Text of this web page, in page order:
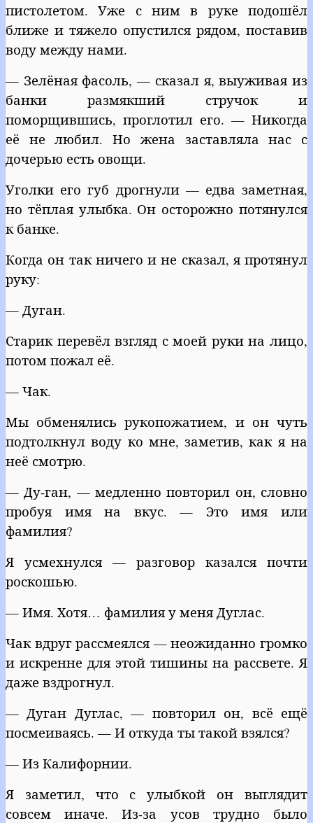
пистолетом. Уже с ним в руке подошёл
ближе и тяжело опустился рядом, поставив
воду между нами.
— Зелёная фасоль, — сказал я, выуживая из
банки размякший стручок и
поморщившись, проглотил его. — Никогда
её не любил. Но жена заставляла нас с
дочерью есть овощи.
Уголки его губ дрогнули — едва заметная,
но тёплая улыбка. Он осторожно потянулся
к банке.
Когда он так ничего и не сказал, я протянул
руку:
— Дуган.
Старик перевёл взгляд с моей руки на лицо,
потом пожал её.
— Чак.
Мы обменялись рукопожатием, и он чуть
подтолкнул воду ко мне, заметив, как я на
неё смотрю.
— Ду-ган, — медленно повторил он, словно
пробуя имя на вкус. — Это имя или
фамилия?
Я усмехнулся — разговор казался почти
роскошью.
— Имя. Хотя… фамилия у меня Дуглас.
Чак вдруг рассмеялся — неожиданно громко
и искренне для этой тишины на рассвете. Я
даже вздрогнул.
— Дуган Дуглас, — повторил он, всё ещё
посмеиваясь. — И откуда ты такой взялся?
— Из Калифорнии.
Я заметил, что с улыбкой он выглядит
совсем иначе. Из-за усов трудно было